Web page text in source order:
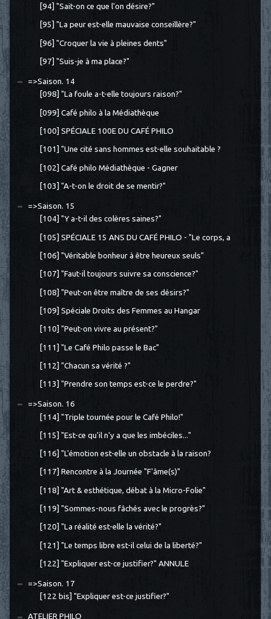
[94] "Sait-on ce que l'on désire?"
[95] "La peur est-elle mauvaise conseillère?"
[96] "Croquer la vie à pleines dents"
[97] "Suis-je à ma place?"
=>Saison. 14
[098] "La foule a-t-elle toujours raison?"
[099] Café philo à la Médiathèque
[100] SPÉCIALE 100E DU CAFÉ PHILO
[101] "Une cité sans hommes est-elle souhaitable ?
[102] Café philo Médiathèque - Gagner
[103] "A-t-on le droit de se mentir?"
=>Saison. 15
[104] "Y a-t-il des colères saines?"
[105] SPÉCIALE 15 ANS DU CAFÉ PHILO - "Le corps, a
[106] "Véritable bonheur à être heureux seuls"
[107] "Faut-il toujours suivre sa conscience?"
[108] "Peut-on être maître de ses désirs?"
[109] Spéciale Droits des Femmes au Hangar
[110] "Peut-on vivre au présent?"
[111] "Le Café Philo passe le Bac"
[112] "Chacun sa vérité ?"
[113] "Prendre son temps est-ce le perdre?"
=>Saison. 16
[114] "Triple tournée pour le Café Philo!"
[115] "Est-ce qu'il n'y a que les imbéciles..."
[116] "L'émotion est-elle un obstacle à la raison?
[117] Rencontre à la Journée "F'âme(s)"
[118] "Art & esthétique, débat à la Micro-Folie"
[119] "Sommes-nous fâchés avec le progrès?"
[120] "La réalité est-elle la vérité?"
[121] "Le temps libre est-il celui de la liberté?"
[122] "Expliquer est-ce justifier?" ANNULE
=>Saison. 17
[122 bis] "Expliquer est-ce justifier?"
ATELIER PHILO